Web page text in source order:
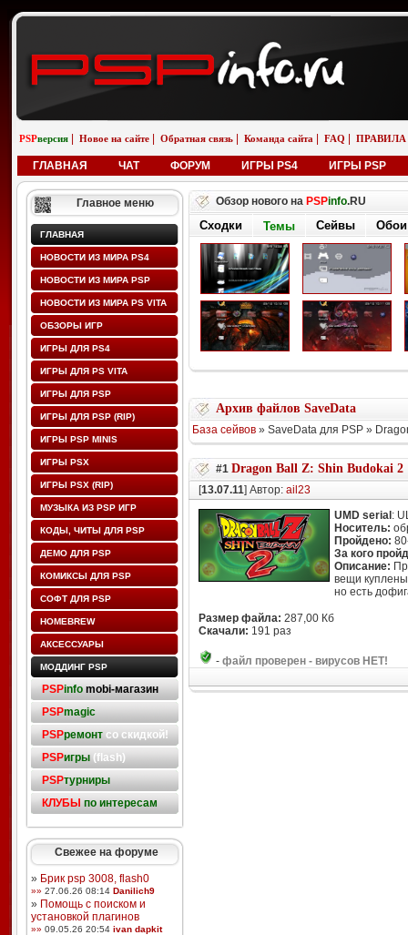
PSPверсия Новое на сайте Обратная связь Команда сайта FAQ ПРАВИЛА
ГЛАВНАЯ ЧАТ ФОРУМ ИГРЫ PS4 ИГРЫ PSP
Главное меню
ГЛАВНАЯ
НОВОСТИ ИЗ МИРА PS4
НОВОСТИ ИЗ МИРА PSP
НОВОСТИ ИЗ МИРА PS VITA
ОБЗОРЫ ИГР
ИГРЫ ДЛЯ PS4
ИГРЫ ДЛЯ PS VITA
ИГРЫ ДЛЯ PSP
ИГРЫ ДЛЯ PSP (RIP)
ИГРЫ PSP MINIS
ИГРЫ PSX
ИГРЫ PSX (RIP)
МУЗЫКА ИЗ PSP ИГР
КОДЫ, ЧИТЫ ДЛЯ PSP
ДЕМО ДЛЯ PSP
КОМИКСЫ ДЛЯ PSP
СОФТ ДЛЯ PSP
HOMEBREW
АКСЕССУАРЫ
МОДДИНГ PSP
PSPinfo mobi-магазин
PSPmagic
PSPремонтсо скидкой!
PSPигры(flash)
PSPтурниры
КЛУБЫ по интересам
Свежее на форуме
» Брик psp 3008, flash0
»» 27.06.26 08:14 Danilich9
» Помощь с поиском и
установкой плагинов
»» 09.05.26 20:54 ivan dapkit
Обзор нового на PSPinfo.RU
Сходки Темы Сейвы Обои
Архив файлов SaveData
База сейвов» SaveData для PSP »
#1 Dragon Ball Z: Shin Budokai 2
[13.07.11] Автор: ail23
UMD serial :
Носитель:
Пройдено:
За кого
Описание:
вещи
но есть
Размер файла: 287,00 Кб
Скачали: 191 раз
- файл проверен - вирусов НЕТ!